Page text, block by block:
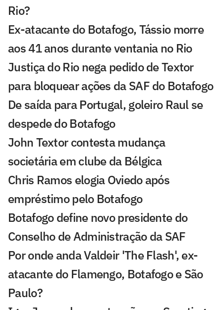
Rio?
Ex-atacante do Botafogo, Tássio morre
aos 41 anos durante ventania no Rio
Justiça do Rio nega pedido de Textor
para bloquear ações da SAF do Botafogo
De saída para Portugal, goleiro Raul se
despede do Botafogo
John Textor contesta mudança
societária em clube da Bélgica
Chris Ramos elogia Oviedo após
empréstimo pelo Botafogo
Botafogo define novo presidente do
Conselho de Administração da SAF
Por onde anda Valdeir 'The Flash', ex-
atacante do Flamengo, Botafogo e São
Paulo?